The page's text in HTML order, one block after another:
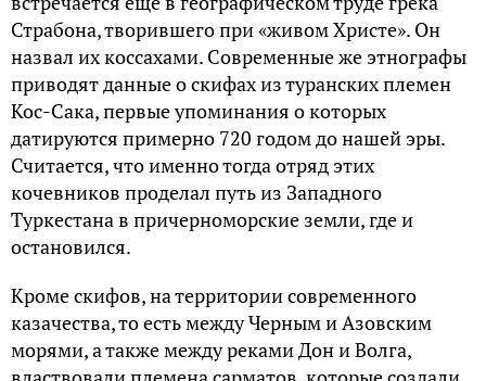
Страбона, творившего при «живом Христе». Он
назвал их коссахами. Современные же этнографы
приводят данные о скифах из туранских племен
Кос-Сака, первые упоминания о которых
датируются примерно 720 годом до нашей эры.
Считается, что именно тогда отряд этих
кочевников проделал путь из Западного
Туркестана в причерноморские земли, где и
остановился.
Кроме скифов, на территории современного
казачества, то есть между Черным и Азовским
морями, а также между реками Дон и Волга,